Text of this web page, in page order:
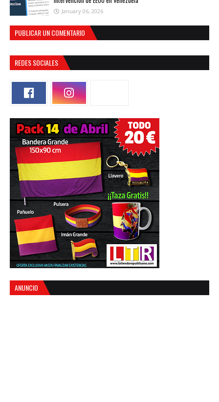
January 06, 2026
PUBLICAR UN COMENTARIO
REDES SOCIALES
ANUNCIO